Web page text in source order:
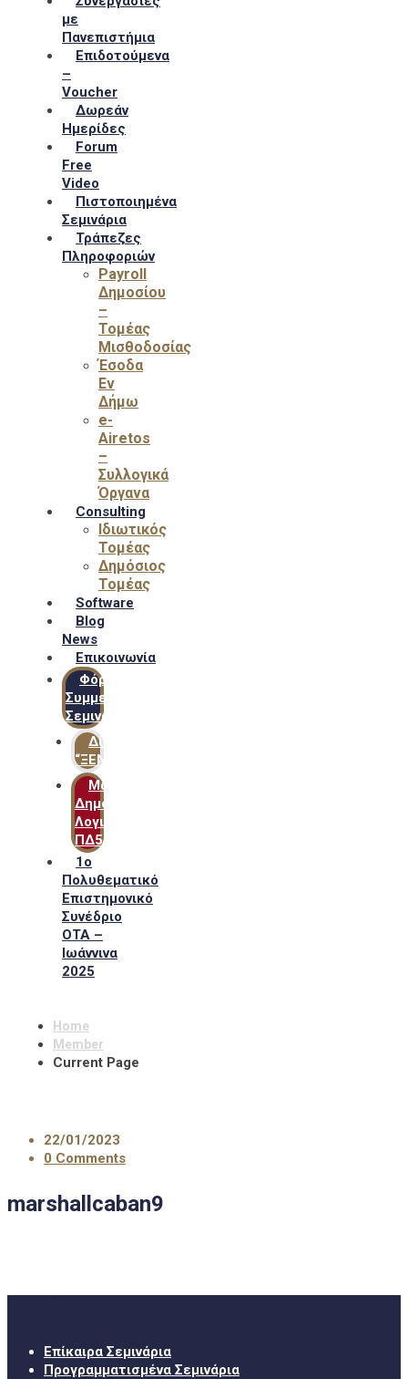
με
Πανεπιστήμια
Επιδοτούμενα
–
Voucher
Δωρεάν
Ημερίδες
Forum
Free
Video
Πιστοποιημένα
Σεμινάρια
Τράπεζες
Πληροφοριών
Payroll
Δημοσίου
–
Τομέας
Μισθοδοσίας
Έσοδα
Εν
Δήμω
e-
Airetos
–
Συλλογικά
Όργανα
Consulting
Ιδιωτικός
Τομέας
Δημόσιος
Τομέας
Software
Blog
News
Επικοινωνία
Φόρμα
Συμμετοχής
Σεμιναρίων
Δίκτυο
“ΞΕΝΟΦΩΝ”
Μακροχρόνιο
Δημόσιο
Λογιστικό
ΠΔ54
1ο
Πολυθεματικό
Επιστημονικό
Συνέδριο
ΟΤΑ –
Ιωάννινα
2025
Home
Member
Current Page
22/01/2023
0 Comments
marshallcaban9
Επίκαιρα Σεμινάρια
Προγραμματισμένα Σεμινάρια